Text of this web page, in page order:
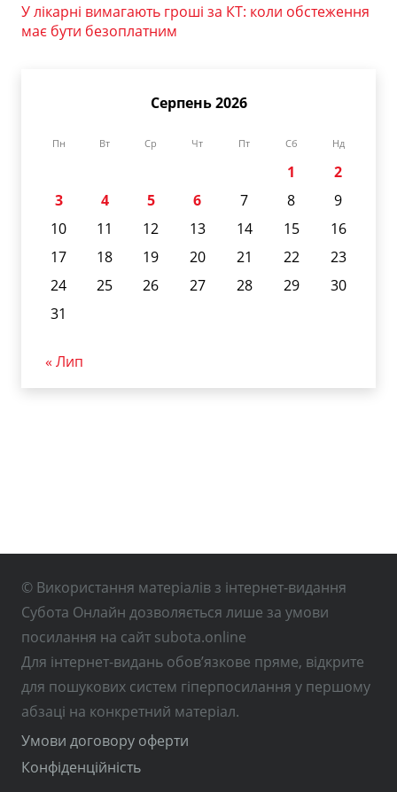
У лікарні вимагають гроші за КТ: коли обстеження
має бути безоплатним
Серпень 2026
Пн Вт Ср Чт Пт Сб Нд
1
2
3
4 5 6 7 8
9
10
11 12 13 14 15
16
17
18 19 20 21 22
23
24
25 26 27 28 29
30
31
« Лип
© Використання матеріалів з інтернет-видання
Субота Онлайн дозволяється лише за умови
посилання на сайт subota.online
Для інтернет-видань обов’язкове пряме, відкрите
для пошукових систем гіперпосилання у першому
абзаці на конкретний матеріал.
Умови договору оферти
Конфіденційність